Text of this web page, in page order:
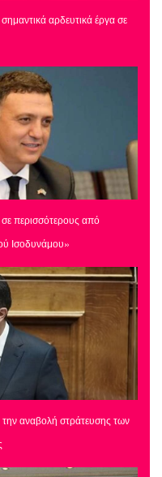
αρδευτικά έργα σε
περισσότερους από
Ισοδυνάμου»
αναβολή στράτευσης των